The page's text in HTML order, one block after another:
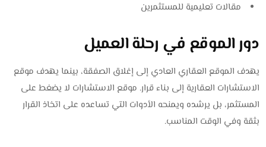
مقالات تعليمية للمستثمرين
دور الموقع في رحلة العميل
يهدف الموقع العقاري العادي إلى إغلاق الصفقة، بينما يهدف موقع
الاستشارات العقارية إلى بناء قرار. موقع الاستشارات لا يضغط على
المستثمر، بل يرشده ويمنحه الأدوات التي تساعده على اتخاذ القرار
بثقة وفي الوقت المناسب.